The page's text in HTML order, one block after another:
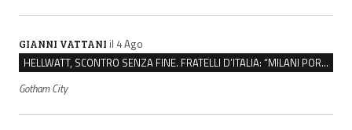
GIANNI VATTANI il 4 Ago
HELLWATT, SCONTRO SENZA FINE. FRATELLI D’ITALIA: “MILANI PORTA DOCUMENTI, DE FRANCO INSULTI”
Gotham City